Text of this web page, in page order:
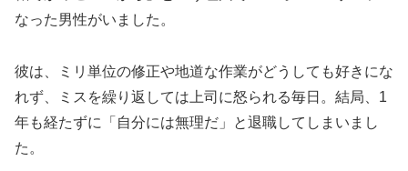
なった男性がいました。
彼は、ミリ単位の修正や地道な作業がどうしても好きにな
れず、ミスを繰り返しては上司に怒られる毎日。結局、1
年も経たずに「自分には無理だ」と退職してしまいまし
た。